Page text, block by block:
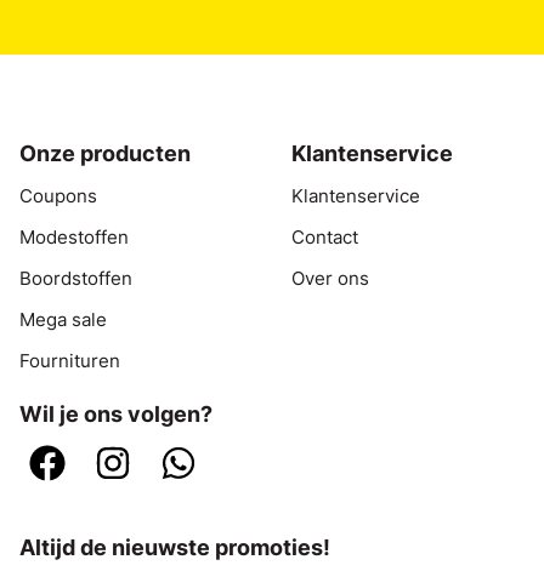
Onze producten
Coupons
Modestoffen
Boordstoffen
Mega sale
Fournituren
Klantenservice
Klantenservice
Contact
Over ons
Wil je ons volgen?
Altijd de nieuwste promoties!